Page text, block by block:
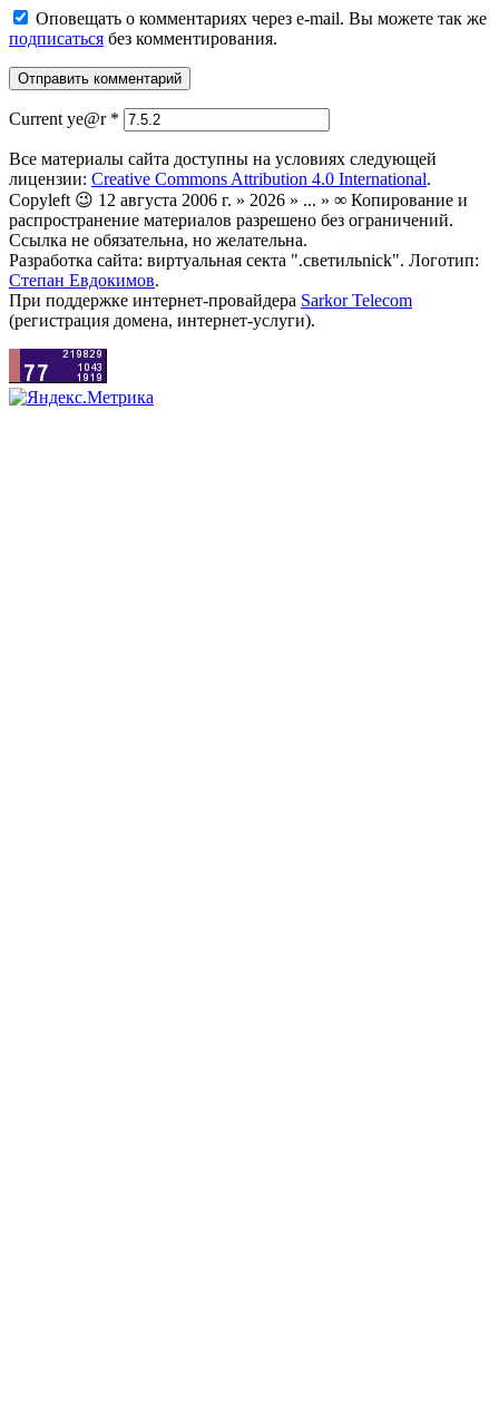
Оповещать о комментариях через e-mail. Вы можете так же
подписаться без комментирования.
Current ye@r *
Все материалы сайта доступны на условиях следующей
лицензии: Creative Commons Attribution 4.0 International.
Copyleft 😉 12 августа 2006 г. » 2026 » ... » ∞ Копирование и
распространение материалов разрешено без ограничений.
Ссылка не обязательна, но желательна.
Разработка сайта: виртуальная секта ".светильnick". Логотип:
Степан Евдокимов.
При поддержке интернет-провайдера Sarkor Telecom
(регистрация домена, интернет-услуги).